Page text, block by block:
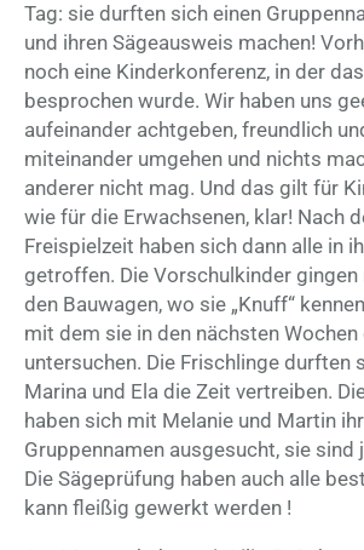
Tag: sie durften sich einen
und ihren Sägeausweis machen!
noch eine Kinderkonferenz, in der
besprochen wurde. Wir haben uns
aufeinander achtgeben, freundlich
miteinander umgehen und nichts
anderer nicht mag. Und das gilt für
wie für die Erwachsenen, klar! Nach
Freispielzeit haben sich dann alle in
getroffen. Die Vorschulkinder gingen
den Bauwagen, wo sie „Knuff“
mit dem sie in den nächsten Wochen
untersuchen. Die Frischlinge durften
Marina und Ela die Zeit vertreiben.
haben sich mit Melanie und Martin
Gruppennamen ausgesucht, sie sind
Die Sägeprüfung haben auch alle
kann fleißig gewerkt werden !